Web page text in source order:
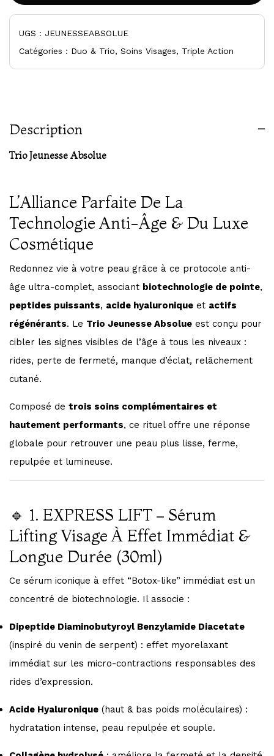
UGS : JEUNESSEABSOLUE
Catégories : Duo & Trio, Soins Visages, Triple Action
Description
Trio Jeunesse Absolue
L’Alliance Parfaite De La
Technologie Anti-Âge & Du Luxe
Cosmétique
Redonnez vie à votre peau grâce à ce protocole anti-
âge ultra-complet, associant biotechnologie de pointe,
peptides puissants, acide hyaluronique et actifs
régénérants. Le Trio Jeunesse Absolue est conçu pour
cibler les signes visibles de l’âge à tous les niveaux :
rides, perte de fermeté, manque d’éclat, relâchement
cutané.
Composé de trois soins complémentaires et
hautement performants, ce rituel offre une réponse
globale pour retrouver une peau plus lisse, ferme,
repulpée et lumineuse.
🔹 1. EXPRESS LIFT – Sérum
Lifting Visage À Effet Immédiat &
Longue Durée (30ml)
Ce sérum iconique à effet “Botox-like” immédiat est un
concentré de biotechnologie. Il associe :
Dipeptide Diaminobutyroyl Benzylamide Diacetate
(inspiré du venin de serpent) : effet myorelaxant
immédiat sur les micro-contractions responsables des
rides d’expression.
Acide Hyaluronique (haut & bas poids moléculaires) :
hydratation intense, peau repulpée et souple.